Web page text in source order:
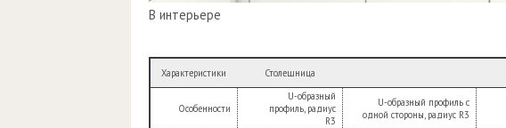
В интерьере
Характеристики Столешница
Особенности
U-образный
профиль, радиус
R3
U-образный профиль с
одной стороны, радиус R3